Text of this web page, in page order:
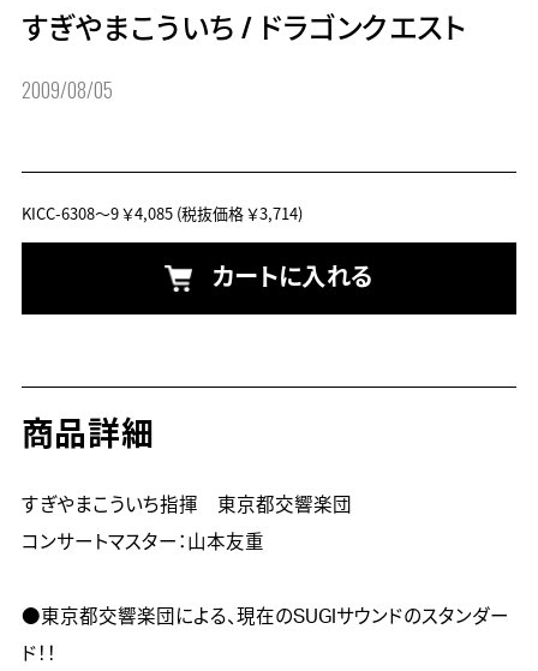
すぎやまこういち / ドラゴンクエスト
2009/08/05
KICC-6308～9￥4,085(税抜価格 ￥3,714)
カートに入れる
商品詳細
すぎやまこういち指揮　東京都交響楽団
コンサートマスター：山本友重
●東京都交響楽団による、現在のSUGIサウンドのスタンダー
ド！！